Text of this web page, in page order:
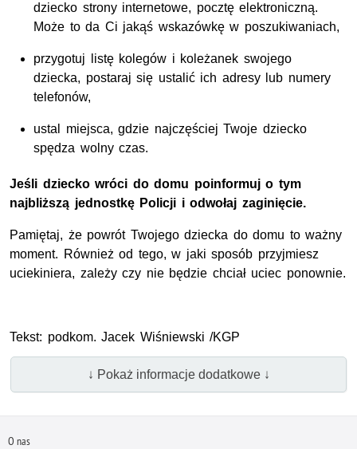
dziecko strony internetowe, pocztę elektroniczną.
Może to da Ci jakąś wskazówkę w poszukiwaniach,
przygotuj listę kolegów i koleżanek swojego
dziecka, postaraj się ustalić ich adresy lub numery
telefonów,
ustal miejsca, gdzie najczęściej Twoje dziecko
spędza wolny czas.
Jeśli dziecko wróci do domu poinformuj o tym
najbliższą jednostkę Policji i odwołaj zaginięcie.
Pamiętaj, że powrót Twojego dziecka do domu to ważny
moment. Również od tego, w jaki sposób przyjmiesz
uciekiniera, zależy czy nie będzie chciał uciec ponownie.
Tekst: podkom. Jacek Wiśniewski /KGP
↓ Pokaż informacje dodatkowe ↓
O nas